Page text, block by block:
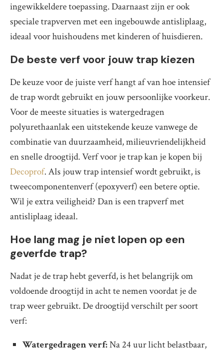
ingewikkeldere toepassing. Daarnaast zijn er ook
speciale trapverven met een ingebouwde antisliplaag,
ideaal voor huishoudens met kinderen of huisdieren.
De beste verf voor jouw trap kiezen
De keuze voor de juiste verf hangt af van hoe intensief
de trap wordt gebruikt en jouw persoonlijke voorkeur.
Voor de meeste situaties is watergedragen
polyurethaanlak een uitstekende keuze vanwege de
combinatie van duurzaamheid, milieuvriendelijkheid
en snelle droogtijd. Verf voor je trap kan je kopen bij
Decoprof. Als jouw trap intensief wordt gebruikt, is
tweecomponentenverf (epoxyverf) een betere optie.
Wil je extra veiligheid? Dan is een trapverf met
antisliplaag ideaal.
Hoe lang mag je niet lopen op een
geverfde trap?
Nadat je de trap hebt geverfd, is het belangrijk om
voldoende droogtijd in acht te nemen voordat je de
trap weer gebruikt. De droogtijd verschilt per soort
verf:
Watergedragen verf:Na 24 uur licht belastbaar,